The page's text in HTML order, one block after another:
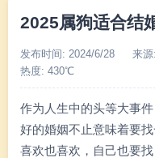
2025属狗适合结
发布时间: 2024/6/28 来源:
热度: 430℃
作为人生中的头等大事
好的婚姻不止意味着要
喜欢也喜欢，自己也要找